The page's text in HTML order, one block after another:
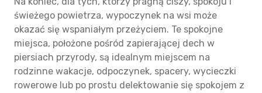
świeżego powietrza, wypoczynek na wsi może
okazać się wspaniałym przeżyciem. Te spokojne
miejsca, położone pośród zapierającej dech w
piersiach przyrody, są idealnym miejscem na
rodzinne wakacje, odpoczynek, spacery, wycieczki
rowerowe lub po prostu delektowanie się spokojem z